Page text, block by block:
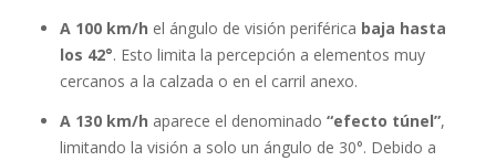
A 100 km/h el ángulo de visión periférica baja hasta
los 42°. Esto limita la percepción a elementos muy
cercanos a la calzada o en el carril anexo.
A 130 km/h aparece el denominado “efecto túnel”,
limitando la visión a solo un ángulo de 30°. Debido a